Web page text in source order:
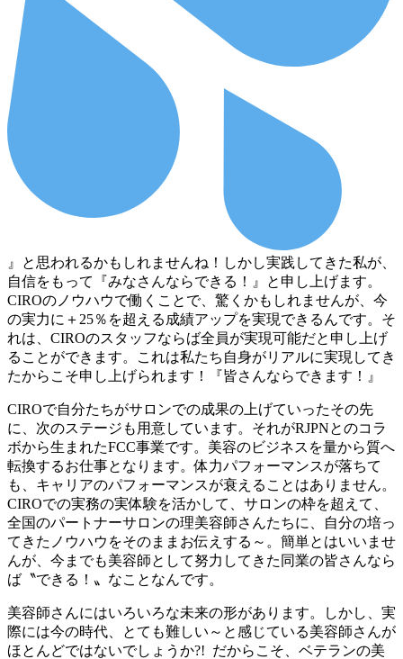
』と思われるかもしれませんね！しかし実践してきた私が、
自信をもって『みなさんならできる！』と申し上げます。
CIROのノウハウで働くことで、驚くかもしれませんが、今
の実力に＋25％を超える成績アップを実現できるんです。そ
れは、CIROのスタッフならば全員が実現可能だと申し上げ
ることができます。これは私たち自身がリアルに実現してき
たからこそ申し上げられます！『皆さんならできます！』
CIROで自分たちがサロンでの成果の上げていったその先
に、次のステージも用意しています。それがRJPNとのコラ
ボから生まれたFCC事業です。美容のビジネスを量から質へ
転換するお仕事となります。体力パフォーマンスが落ちて
も、キャリアのパフォーマンスが衰えることはありません。
CIROでの実務の実体験を活かして、サロンの枠を超えて、
全国のパートナーサロンの理美容師さんたちに、自分の培っ
てきたノウハウをそのままお伝えする～。簡単とはいいませ
んが、今までも美容師として努力してきた同業の皆さんなら
ば〝できる！〟なことなんです。
美容師さんにはいろいろな未来の形があります。しかし、実
際には今の時代、とても難しい～と感じている美容師さんが
ほとんどではないでしょうか?! だからこそ、ベテランの美